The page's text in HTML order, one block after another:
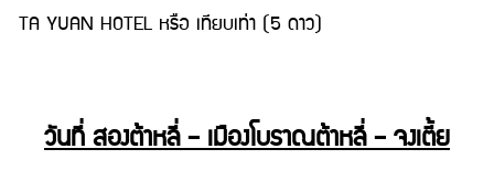
TA YUAN HOTEL หรือ เทียบเท่า (5 ดาว)
วันที่ สองต้าหลี่ – เมืองโบราณต้าหลี่ – จงเตี้ย